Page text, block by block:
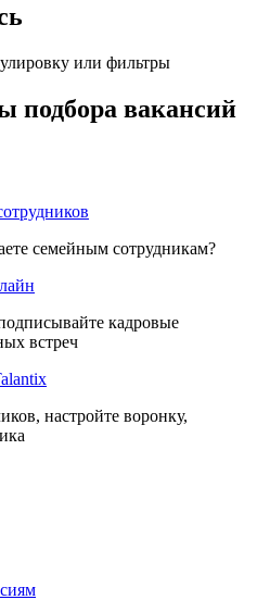
или фильтры
подбора вакансий
семейным сотрудникам?
кадровые
встреч
настройте воронку,